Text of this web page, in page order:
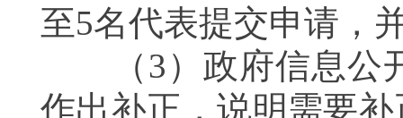
至5名代表提交申请，
（3）政府信息公开
作出补正，说明需要